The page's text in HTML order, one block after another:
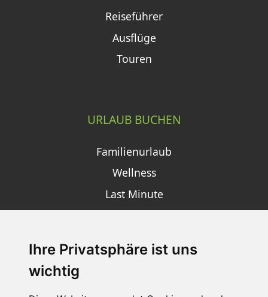
Ihre Privatsphäre ist uns
wichtig
Reiseführer
Ausflüge
Touren
URLAUB BUCHEN
Familienurlaub
Wellness
Last Minute
SCHNEEHÖHEN SKI APP
Die Schneehoehen Ski APP für iOS und Android - Ein
Muss für alle Wintersportler und Schneefreaks!